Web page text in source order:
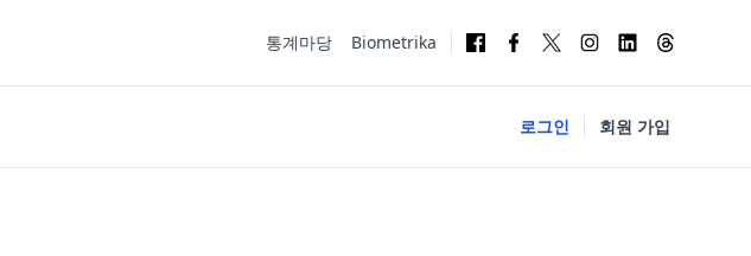
통계마당 Biometrika
로그인 회원 가입